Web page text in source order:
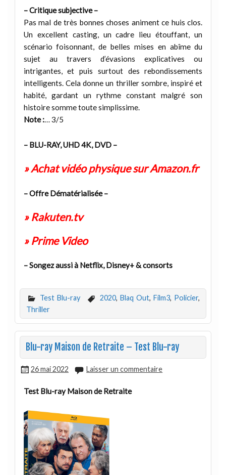
– Critique subjective –
Pas mal de très bonnes choses animent ce huis clos.
Un excellent casting, un cadre lieu étouffant, un
scénario foisonnant, de belles mises en abîme du
sujet au travers d’évasions explicatives ou
intrigantes, et puis surtout des rebondissements
intelligents. Cela donne un thriller sombre, inspiré et
habité, gardant un rythme constant malgré son
histoire somme toute simplissime.
Note :… 3/5
– BLU-RAY, UHD 4K, DVD –
» Achat vidéo physique sur Amazon.fr
– Offre Dématérialisée –
» Rakuten.tv
» Prime Video
– Songez aussi à Netflix, Disney+ & consorts
Test Blu-ray 2020,Blaq Out,Film3, Policier,
Thriller
Blu-ray Maison de Retraite – Test Blu-ray
26 mai 2022 Laisser un commentaire
Test Blu-ray Maison de Retraite